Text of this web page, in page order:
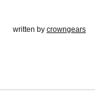
written by crowngears